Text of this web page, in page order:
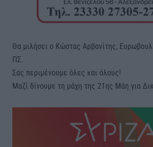
Θα μιλήσει ο Κώστας Αρβανίτης,
ΠΣ.
Σας περιμένουμε όλες και όλους!
Μαζί δίνουμε τη μάχη της 21ης Μάη για